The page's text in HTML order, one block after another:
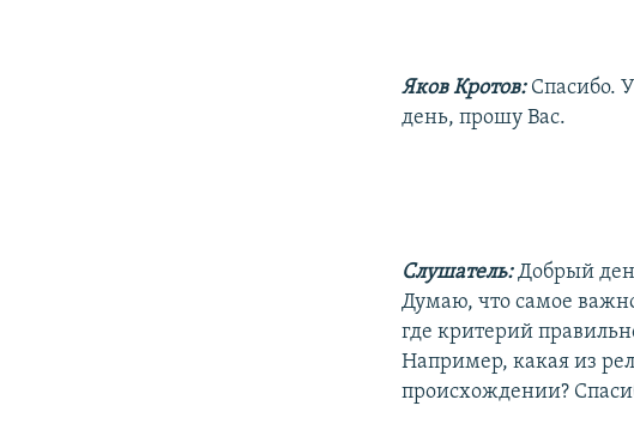
Яков Кротов: Спасибо.
день, прошу Вас.
Слушатель: Добрый
Думаю, что самое
где критерий
Например, какая из
происхождении?